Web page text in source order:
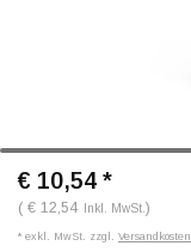
€ 10,54 *
( € 12,54 Inkl. MwSt. )
* exkl. MwSt. zzgl. Versandkosten